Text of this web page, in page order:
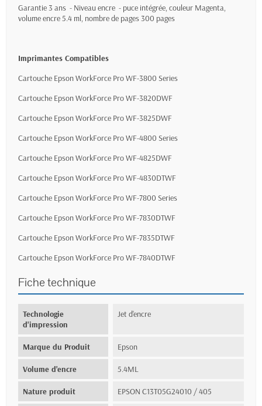
Garantie 3 ans - Niveau encre - puce intégrée, couleur Magenta,
volume encre 5.4 ml, nombre de pages 300 pages
Imprimantes Compatibles
Cartouche Epson WorkForce Pro WF-3800 Series
Cartouche Epson WorkForce Pro WF-3820DWF
Cartouche Epson WorkForce Pro WF-3825DWF
Cartouche Epson WorkForce Pro WF-4800 Series
Cartouche Epson WorkForce Pro WF-4825DWF
Cartouche Epson WorkForce Pro WF-4830DTWF
Cartouche Epson WorkForce Pro WF-7800 Series
Cartouche Epson WorkForce Pro WF-7830DTWF
Cartouche Epson WorkForce Pro WF-7835DTWF
Cartouche Epson WorkForce Pro WF-7840DTWF
Fiche technique
Technologie
d'impression
Jet d'encre
Marque du Produit Epson
Volume d'encre 5.4ML
Nature produit EPSON C13T05G24010 / 405